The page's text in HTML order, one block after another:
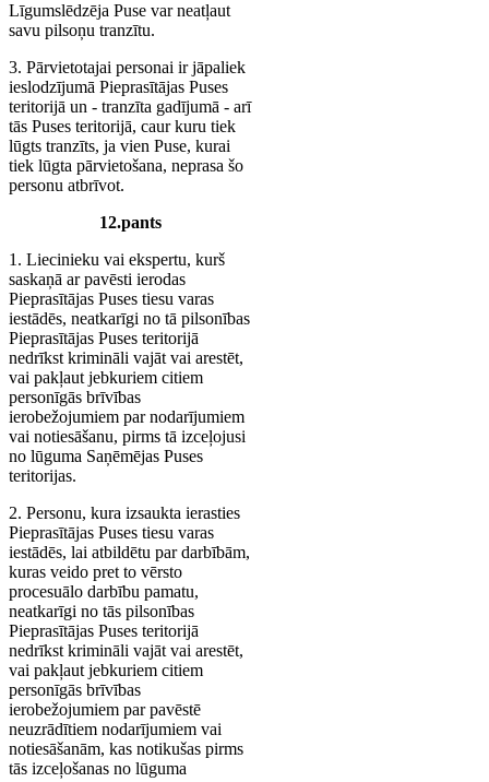
Līgumslēdzēja Puse var neatļaut
savu pilsoņu tranzītu.
3. Pārvietotajai personai ir jāpaliek
ieslodzījumā Pieprasītājas Puses
teritorijā un - tranzīta gadījumā - arī
tās Puses teritorijā, caur kuru tiek
lūgts tranzīts, ja vien Puse, kurai
tiek lūgta pārvietošana, neprasa šo
personu atbrīvot.
12.pants
1. Liecinieku vai ekspertu, kurš
saskaņā ar pavēsti ierodas
Pieprasītājas Puses tiesu varas
iestādēs, neatkarīgi no tā pilsonības
Pieprasītājas Puses teritorijā
nedrīkst krimināli vajāt vai arestēt,
vai pakļaut jebkuriem citiem
personīgās brīvības
ierobežojumiem par nodarījumiem
vai notiesāšanu, pirms tā izceļojusi
no lūguma Saņēmējas Puses
teritorijas.
2. Personu, kura izsaukta ierasties
Pieprasītājas Puses tiesu varas
iestādēs, lai atbildētu par darbībām,
kuras veido pret to vērsto
procesuālo darbību pamatu,
neatkarīgi no tās pilsonības
Pieprasītājas Puses teritorijā
nedrīkst krimināli vajāt vai arestēt,
vai pakļaut jebkuriem citiem
personīgās brīvības
ierobežojumiem par pavēstē
neuzrādītiem nodarījumiem vai
notiesāšanām, kas notikušas pirms
tās izceļošanas no lūguma